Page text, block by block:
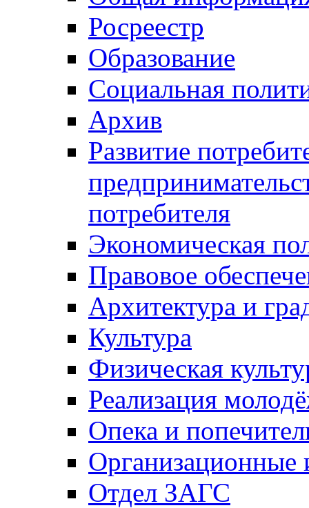
Росреестр
Образование
Социальная
Архив
Развитие
потребителя
Экономическая
Правовое
Архитектура и
Культура
Физическая
Реализация
Опека и
Отдел ЗАГС